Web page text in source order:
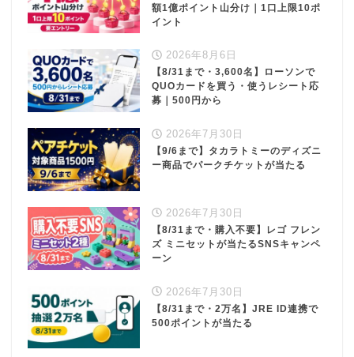
額1億ポイント山分け｜1口上限10ポ
イント
2026年8月6日
【8/31まで・3,600名】ローソンで
QUOカードを買う・使うレシート応
募｜500円から
2026年7月30日
【9/6まで】タカラトミーのディズニ
ー商品でパークチケットが当たる
2026年7月30日
【8/31まで・購入不要】レゴ フレン
ズ ミニセットが当たるSNSキャンペ
ーン
2026年7月30日
【8/31まで・2万名】JRE ID連携で
500ポイントが当たる